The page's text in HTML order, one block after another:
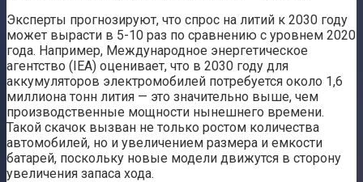
Эксперты прогнозируют, что спрос на литий к 2030 году
может вырасти в 5-10 раз по сравнению с уровнем 2020
года. Например, Международное энергетическое
агентство (IEA) оценивает, что в 2030 году для
аккумуляторов электромобилей потребуется около 1,6
миллиона тонн лития — это значительно выше, чем
производственные мощности нынешнего времени.
Такой скачок вызван не только ростом количества
автомобилей, но и увеличением размера и емкости
батарей, поскольку новые модели движутся в сторону
увеличения запаса хода.